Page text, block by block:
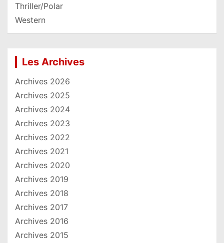
Thriller/Polar
Western
Les Archives
Archives 2026
Archives 2025
Archives 2024
Archives 2023
Archives 2022
Archives 2021
Archives 2020
Archives 2019
Archives 2018
Archives 2017
Archives 2016
Archives 2015